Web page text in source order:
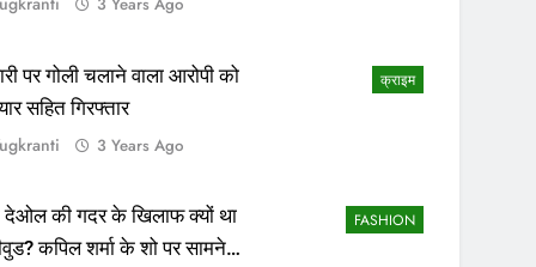
3 Years Ago
क्राइम
पर गोली चलाने वाला आरोपी को
सहित गिरफ्तार
3 Years Ago
FASHION
देओल की गदर के खिलाफ क्यों था
कपिल शर्मा के शो पर सामने